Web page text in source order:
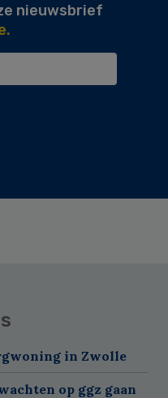
nieuwsbrief
in Zwolle
op ggz gaan